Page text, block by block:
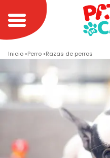
Inicio Perro Razas de perros